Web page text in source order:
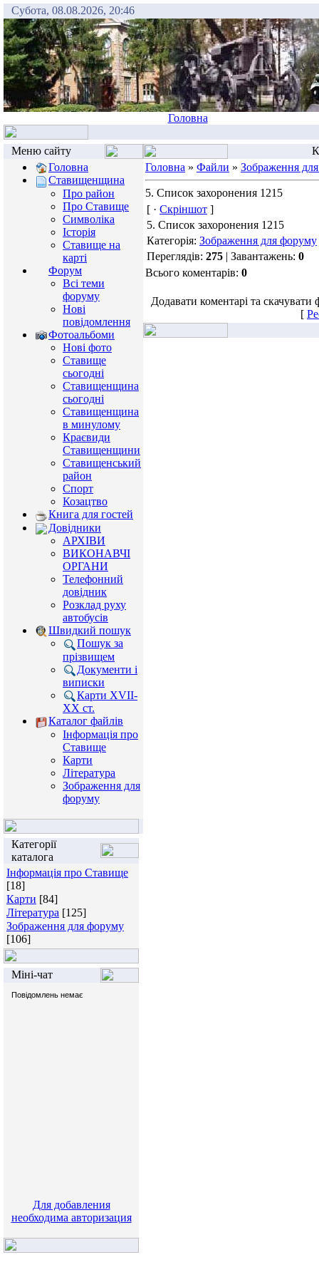
Субота, 08.08.2026, 20:46
Головна
Меню сайту
Головна
Ставищенщина
Про район
Про Ставище
Символіка
Історія
Ставище на
карті
Форум
Всі теми
форуму
Нові
повідомлення
Фотоальбоми
Нові фото
Ставище
сьогодні
Ставищенщина
сьогодні
Ставищенщина
в минулому
Краєвиди
Ставищенщини
Ставищенський
район
Спорт
Козацтво
Книга для гостей
Довідники
АРХІВИ
ВИКОНАВЧІ
ОРГАНИ
Телефонний
довідник
Розклад руху
автобусів
Швидкий пошук
Пошук за
прізвищем
Документи і
виписки
Карти XVII-
XX ст.
Каталог файлів
Інформація про
Ставище
Карти
Література
Зображення для
форуму
Категорії
каталога
Інформація про Ставище
[18]
Карти [84]
Література [125]
Зображення для форуму
[106]
Міні-чат
Для добавления
необходима авторизация
Головна » Файли » Зображення
5. Список захоронения 1215
[ · Скріншот ]
5. Список захоронения 1215
Категорія: Зображення для форуму
Переглядів: 275 | Завантажень: 0
Всього коментарів: 0
Додавати коментарі та
[